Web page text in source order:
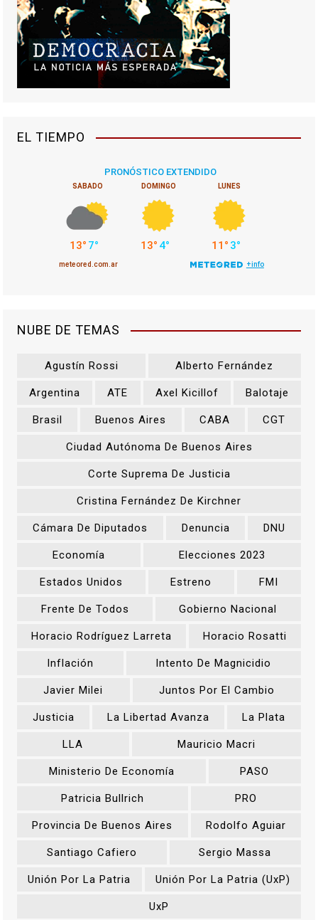
EL TIEMPO
NUBE DE TEMAS
Agustín Rossi Alberto Fernández
Argentina ATE Axel Kicillof Balotaje
Brasil Buenos Aires CABA CGT
Ciudad Autónoma De Buenos Aires
Corte Suprema De Justicia
Cristina Fernández De Kirchner
Cámara De Diputados Denuncia DNU
Economía Elecciones 2023
Estados Unidos Estreno FMI
Frente De Todos Gobierno Nacional
Horacio Rodríguez Larreta Horacio Rosatti
Inflación Intento De Magnicidio
Javier Milei Juntos Por El Cambio
Justicia La Libertad Avanza La Plata
LLA Mauricio Macri
Ministerio De Economía PASO
Patricia Bullrich PRO
Provincia De Buenos Aires Rodolfo Aguiar
Santiago Cafiero Sergio Massa
Unión Por La Patria Unión Por La Patria (UxP)
UxP